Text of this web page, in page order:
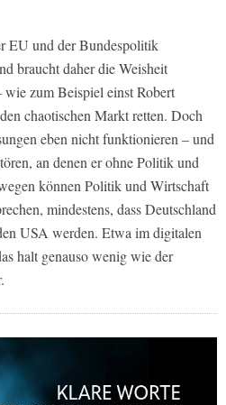
EU und der Bundespolitik
braucht daher die Weisheit
zum Beispiel einst Robert
chaotischen Markt retten. Doch
eben nicht funktionieren – und
an denen er ohne Politik und
können Politik und Wirtschaft
mindestens, dass Deutschland
USA werden. Etwa im digitalen
halt genauso wenig wie der